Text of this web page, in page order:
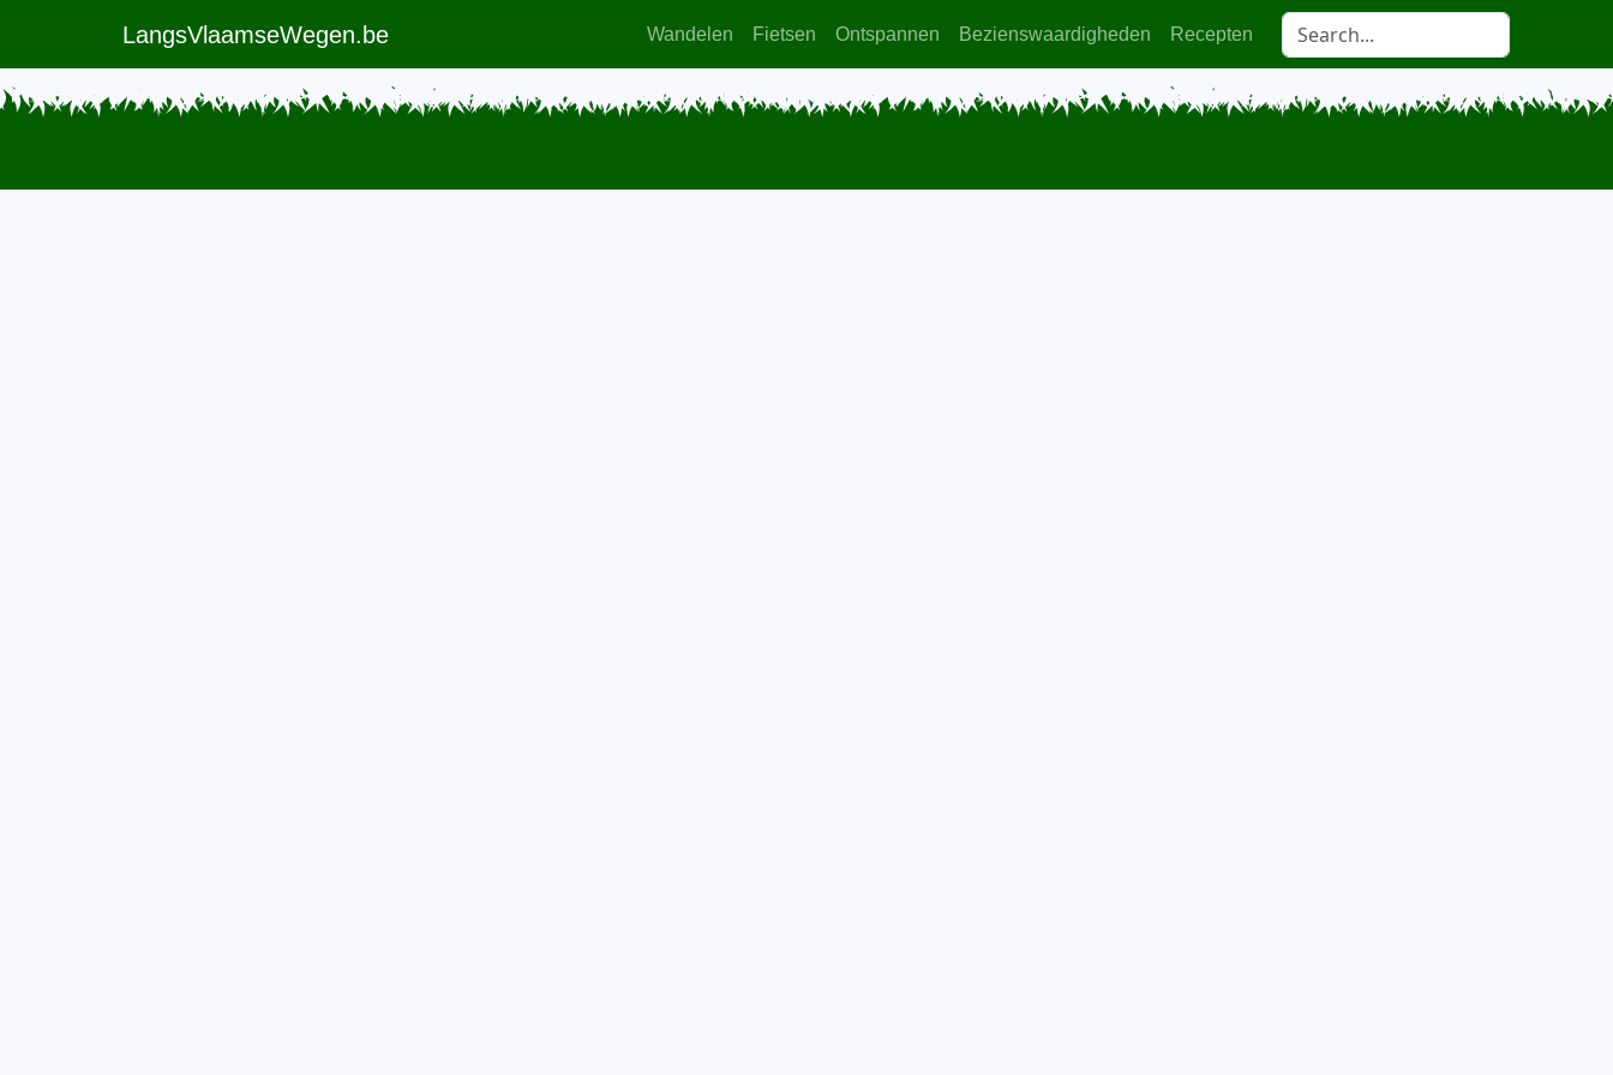
LangsVlaamseWegen.be Wandelen Fietsen Ontspannen Bezienswaardigheden Recepten